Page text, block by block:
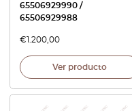
65506929990 /
65506929988
€1.200,00
Ver producto